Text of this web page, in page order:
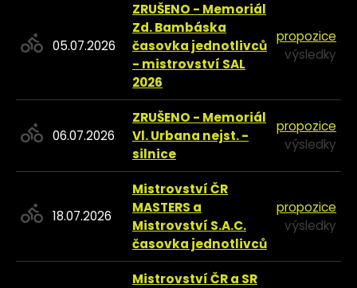
05.07.2026
ZRUŠENO - Memoriál
Zd. Bambáska
časovka jednotlivců
- mistrovství SAL
2026
propozice
výsledky
06.07.2026
ZRUŠENO - Memoriál
Vl. Urbana nejst. -
silnice
propozice
výsledky
18.07.2026
Mistrovství ČR
MASTERS a
Mistrovství S.A.C.
časovka jednotlivců
propozice
výsledky
Mistrovství ČR a SR